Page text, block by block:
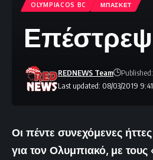
OLYMPIACOS BC ΜΠΑΣΚΕΤ
Last updated: 08/03/2019
REDNEWS Team
Οι πέντε συνεχόμενες
για τον Ολυμπιακό, με